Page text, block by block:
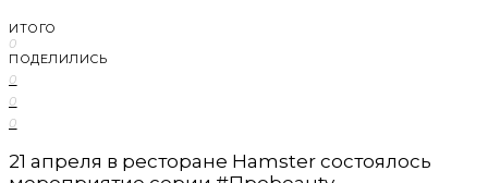
ИТОГО
0
ПОДЕЛИЛИСЬ
0
0
0
21 апреля в ресторане Hamster состоялось